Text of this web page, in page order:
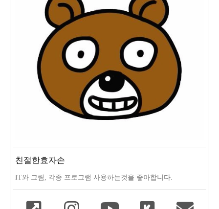
친절한효자손
IT와 그림, 각종 프로그램 사용하는것을 좋아합니다.